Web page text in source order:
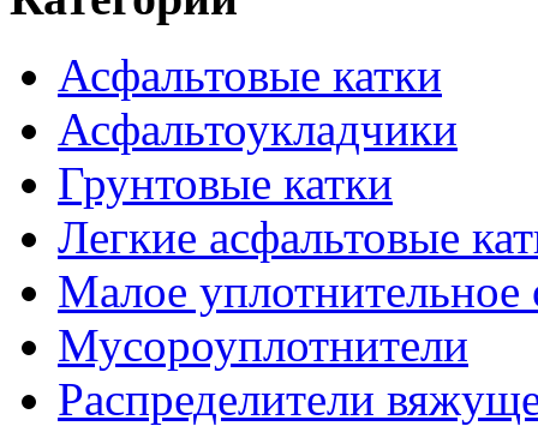
Асфальтовые катки
Асфальтоукладчики
Грунтовые катки
Легкие асфальтовые
Малое уплотнительное
Мусороуплотнители
Распределители